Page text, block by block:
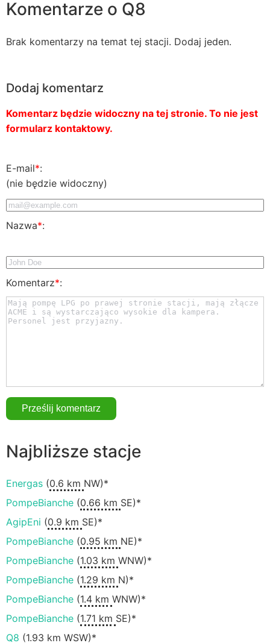
Komentarze o Q8
Brak komentarzy na temat tej stacji. Dodaj jeden.
Dodaj komentarz
Komentarz będzie widoczny na tej stronie. To nie jest
formularz kontaktowy.
E-mail*:
(nie będzie widoczny)
Nazwa*:
Komentarz*:
Najbliższe stacje
Energas (0.6 km NW)*
PompeBianche (0.66 km SE)*
AgipEni (0.9 km SE)*
PompeBianche (0.95 km NE)*
PompeBianche (1.03 km WNW)*
PompeBianche (1.29 km N)*
PompeBianche (1.4 km WNW)*
PompeBianche (1.71 km SE)*
Q8 (1.93 km WSW)*